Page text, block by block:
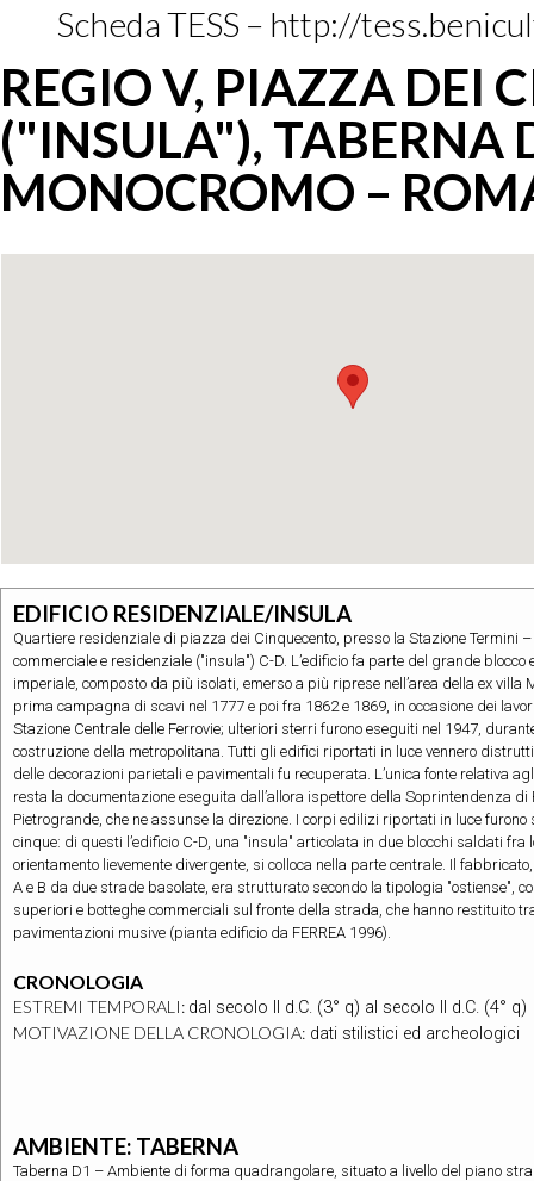
Scheda TESS – http://
REGIO V, PIAZZA DEI
("INSULA"), TABERNA
MONOCROMO –
EDIFICIO RESIDENZIALE/INSULA
Quartiere residenziale di piazza dei Cinquecento, presso la Stazione Termini
commerciale e residenziale ("insula") C-D. L’edificio fa parte del grande blocco
imperiale, composto da più isolati, emerso a più riprese nell’area della ex villa
prima campagna di scavi nel 1777 e poi fra 1862 e 1869, in occasione dei
Stazione Centrale delle Ferrovie; ulteriori sterri furono eseguiti nel 1947,
costruzione della metropolitana. Tutti gli edifici riportati in luce vennero
delle decorazioni parietali e pavimentali fu recuperata. L’unica fonte relativa
resta la documentazione eseguita dall’allora ispettore della Soprintendenza di
Pietrogrande, che ne assunse la direzione. I corpi edilizi riportati in luce furono
cinque: di questi l’edificio C-D, una "insula" articolata in due blocchi saldati fra
orientamento lievemente divergente, si colloca nella parte centrale. Il
A e B da due strade basolate, era strutturato secondo la tipologia "ostiense",
superiori e botteghe commerciali sul fronte della strada, che hanno restituito
pavimentazioni musive (pianta edificio da FERREA 1996).
CRONOLOGIA
ESTREMI TEMPORALI: dal secolo II d.C. (3° q) al secolo II d.C. (4° q)
MOTIVAZIONE DELLA CRONOLOGIA: dati stilistici ed archeologici
AMBIENTE: TABERNA
Taberna D1 – Ambiente di forma quadrangolare, situato a livello del piano